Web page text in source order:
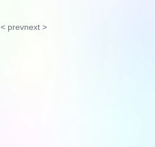
< prevnext >